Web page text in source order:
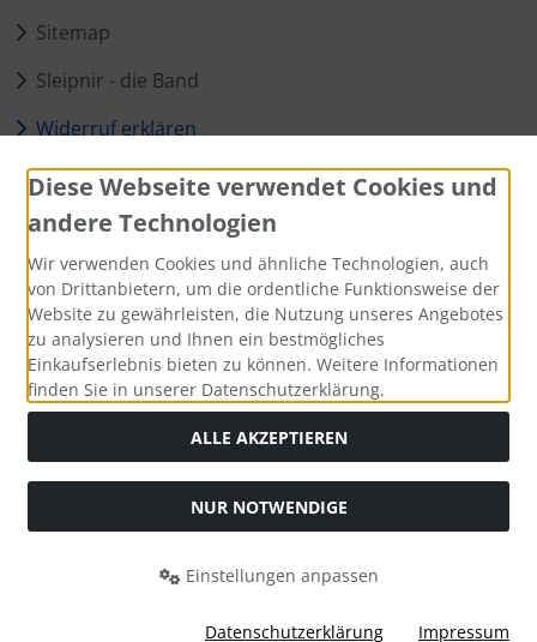
Sitemap
Sleipnir - die Band
Widerruf erklären
Zahlungsmethoden
Social Media
Alle Preise inkl. gesetzl. MwSt. zzgl.Versandkosten. Die
durchgestrichenen Preise entsprechen dem bisherigen Preis
bei SLEIPNIR BANDSHOP (offiziell).
SLEIPNIR BANDSHOP (offiziell) © 2026 | Template © 2026 by
Karl
ified eCommerce Shopsoftware © 2009-2026
Diese Webseite verwendet Cookies und
andere Technologien
Wir verwenden Cookies und ähnliche Technologien, auch
von Drittanbietern, um die ordentliche Funktionsweise der
Website zu gewährleisten, die Nutzung unseres Angebotes
zu analysieren und Ihnen ein bestmögliches
Einkaufserlebnis bieten zu können. Weitere Informationen
finden Sie in unserer Datenschutzerklärung.
ALLE AKZEPTIEREN
NUR NOTWENDIGE
Einstellungen anpassen
Datenschutzerklärung Impressum